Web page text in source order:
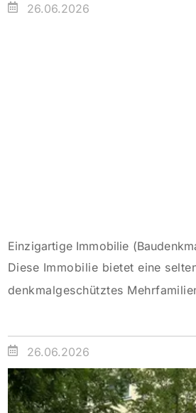
26.06.2026
Diese Immobilie bietet eine
denkmalgeschütztes
Ausbaupotenzial. Das Haus
Jahrzehnten in Familienbesitz
kontinuierlich gepflegt, sodass
hervorragenden
26.06.2026